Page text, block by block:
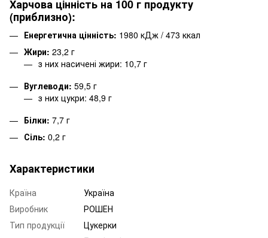
Харчова цінність на 100 г продукту
(приблизно):
Енергетична цінність: 1980 кДж / 473 ккал
Жири: 23,2 г
з них насичені жири: 10,7 г
Вуглеводи: 59,5 г
з них цукри: 48,9 г
Білки: 7,7 г
Сіль: 0,2 г
Характеристики
Країна
Україна
Виробник
РОШЕН
Тип продукції
Цукерки